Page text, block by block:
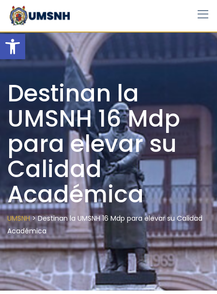
Open toolbar
Skip
content
Destinan la
UMSNH 16 Mdp
para elevar su
Calidad
Académica
UMSNH>Destinan la UMSNH 16 Mdp para elevar su Calidad
Académica